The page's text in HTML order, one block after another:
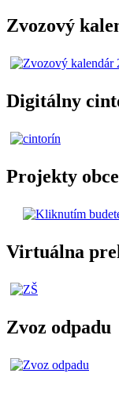
Zvozový
Digitálny
Projekty obce
Virtuálna
Zvoz odpadu